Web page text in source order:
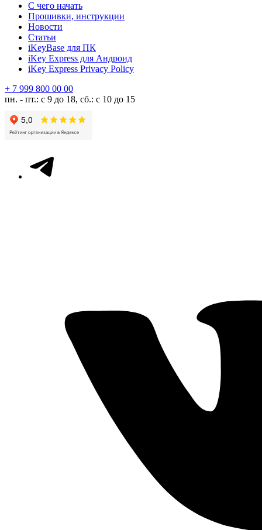
С чего начать
Прошивки, инструкции
Новости
Статьи
iKeyBase для ПК
iKey Express для Андроид
iKey Express Privacy Policy
+ 7 999 800 00 00
пн. - пт.: с 9 до 18, сб.: с 10 до 15